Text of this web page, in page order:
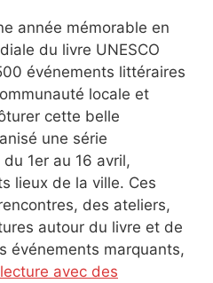
année mémorable en
du livre UNESCO
événements littéraires
locale et
cette belle
une série
1er au 16 avril,
lieux de la ville. Ces
des ateliers,
autour du livre et de
événements marquants,
avec des